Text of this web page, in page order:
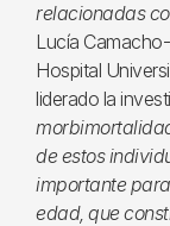
relacionadas
Lucía
Hospital
liderado la
de estos
importante
edad, que